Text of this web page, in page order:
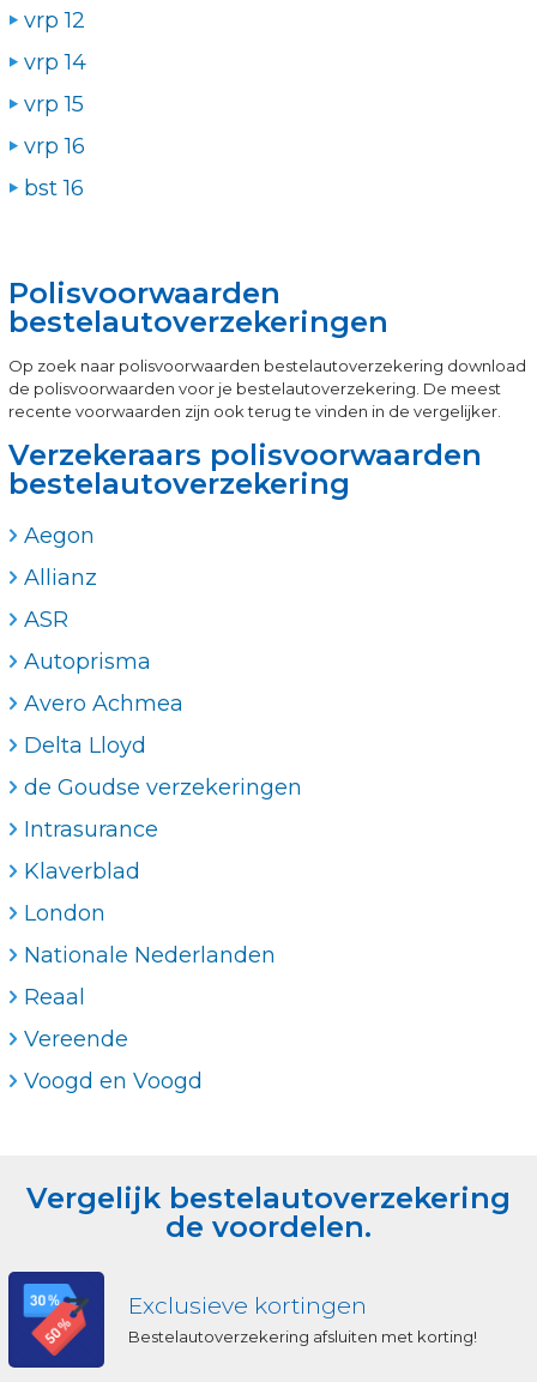
vrp 12
vrp 14
vrp 15
vrp 16
bst 16
Polisvoorwaarden
bestelautoverzekeringen
Op zoek naar polisvoorwaarden bestelautoverzekering download
de polisvoorwaarden voor je bestelautoverzekering. De meest
recente voorwaarden zijn ook terug te vinden in de vergelijker.
Verzekeraars polisvoorwaarden
bestelautoverzekering
Aegon
Allianz
ASR
Autoprisma
Avero Achmea
Delta Lloyd
de Goudse verzekeringen
Intrasurance
Klaverblad
London
Nationale Nederlanden
Reaal
Vereende
Voogd en Voogd
Vergelijk bestelautoverzekering
de voordelen.
Exclusieve kortingen
Bestelautoverzekering afsluiten met korting!